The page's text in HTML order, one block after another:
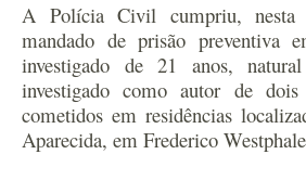
A Polícia Civil cumpriu, nesta
mandado de prisão preventiva
investigado de 21 anos,
investigado como autor de
cometidos em residências
Aparecida, em Frederico